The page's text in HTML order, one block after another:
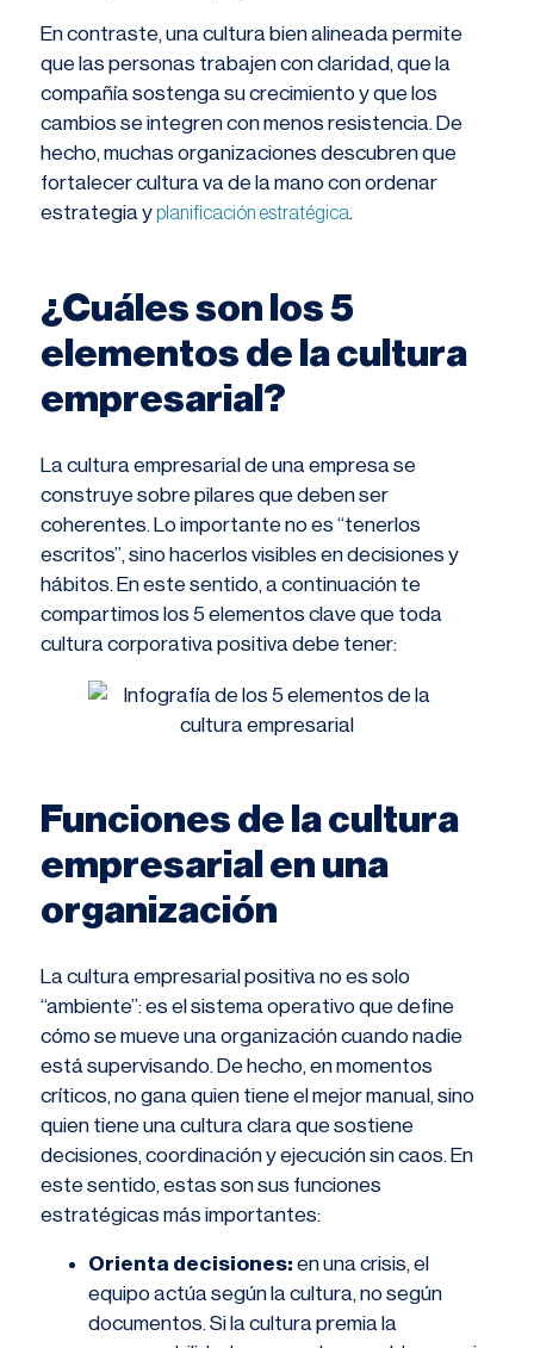
En contraste, una cultura bien alineada permite
que las personas trabajen con claridad, que la
compañía sostenga su crecimiento y que los
cambios se integren con menos resistencia. De
hecho, muchas organizaciones descubren que
fortalecer cultura va de la mano con ordenar
estrategia y planificación estratégica.
¿Cuáles son los 5
elementos de la cultura
empresarial?
La cultura empresarial de una empresa se
construye sobre pilares que deben ser
coherentes. Lo importante no es “tenerlos
escritos”, sino hacerlos visibles en decisiones y
hábitos. En este sentido, a continuación te
compartimos los 5 elementos clave que toda
cultura corporativa positiva debe tener:
Funciones de la cultura
empresarial en una
organización
La cultura empresarial positiva no es solo
“ambiente”: es el sistema operativo que define
cómo se mueve una organización cuando nadie
está supervisando. De hecho, en momentos
críticos, no gana quien tiene el mejor manual, sino
quien tiene una cultura clara que sostiene
decisiones, coordinación y ejecución sin caos. En
este sentido, estas son sus funciones
estratégicas más importantes:
Orienta decisiones: en una crisis, el
equipo actúa según la cultura, no según
documentos. Si la cultura premia la